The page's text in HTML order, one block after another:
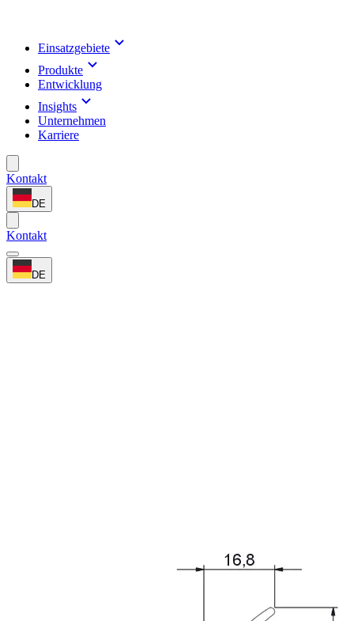
Einsatzgebiete
Produkte
Entwicklung
Insights
Unternehmen
Karriere
Kontakt
DE
Kontakt
DE